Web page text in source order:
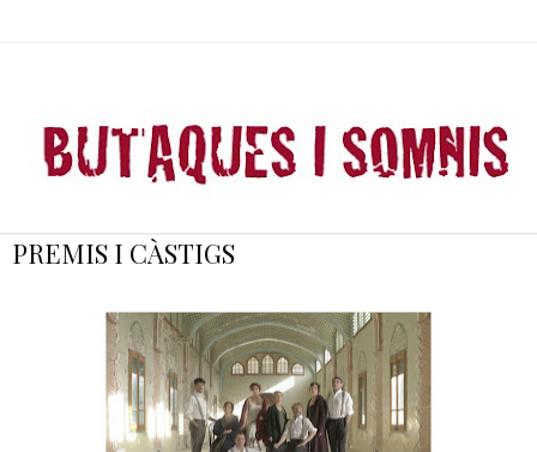
PREMIS I CÀSTIGS